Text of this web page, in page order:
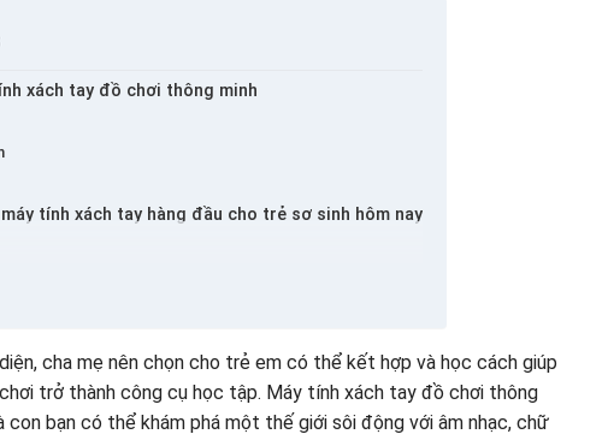
xách tay đồ chơi thông minh
tính xách tay hàng đầu cho trẻ sơ sinh hôm nay
cha mẹ nên chọn cho trẻ em có thể kết hợp và học cách giúp
trở thành công cụ học tập. Máy tính xách tay đồ chơi thông
con bạn có thể khám phá một thế giới sôi động với âm nhạc, chữ